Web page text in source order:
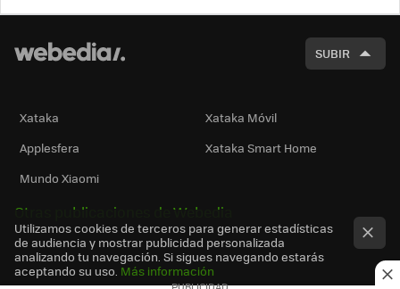
SUBIR
Xataka
Xataka Móvil
Applesfera
Xataka Smart Home
Mundo Xiaomi
Otras publicaciones de Webedia
Utilizamos cookies de terceros para generar estadísticas
de audiencia y mostrar publicidad personalizada
analizando tu navegación. Si sigues navegando estarás
aceptando su uso. Más información